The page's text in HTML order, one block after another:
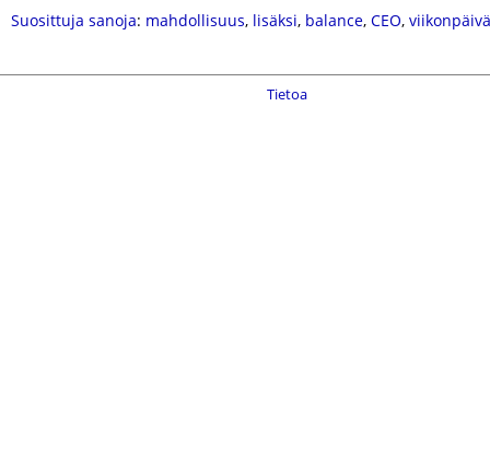
Suosittuja sanoja: mahdollisuus, lisäksi, balance, CEO,
Tietoa